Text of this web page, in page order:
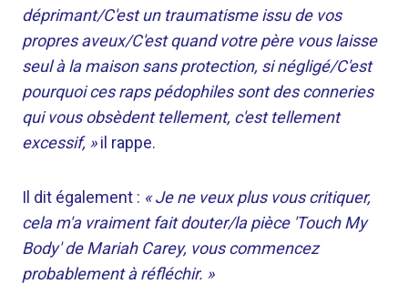
déprimant/C'est un traumatisme issu de vos
propres aveux/C'est quand votre père vous laisse
seul à la maison sans protection, si négligé/C'est
pourquoi ces raps pédophiles sont des conneries
qui vous obsèdent tellement, c'est tellement
excessif, »il rappe.
Il dit également : « Je ne veux plus vous critiquer,
cela m'a vraiment fait douter/la pièce 'Touch My
Body' de Mariah Carey, vous commencez
probablement à réfléchir. »